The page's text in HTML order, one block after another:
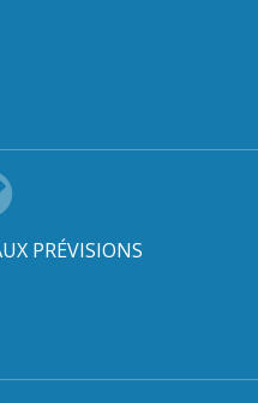
PRÉVISIONS